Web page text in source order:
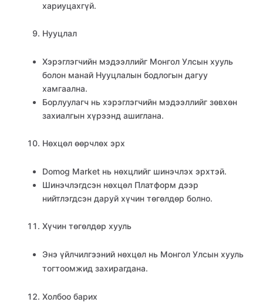
хариуцахгүй.
Нууцлал
Хэрэглэгчийн мэдээллийг Монгол Улсын хууль
болон манай Нууцлалын бодлогын дагуу
хамгаална.
Борлуулагч нь хэрэглэгчийн мэдээллийг зөвхөн
захиалгын хүрээнд ашиглана.
Нөхцөл өөрчлөх эрх
Domog Market нь нөхцлийг шинэчлэх эрхтэй.
Шинэчлэгдсэн нөхцөл Платформ дээр
нийтлэгдсэн даруй хүчин төгөлдөр болно.
Хүчин төгөлдөр хууль
Энэ үйлчилгээний нөхцөл нь Монгол Улсын хууль
тогтоомжид захирагдана.
Холбоо барих